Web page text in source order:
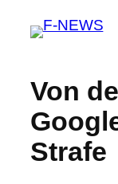
Von
Strafe